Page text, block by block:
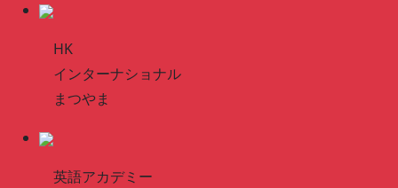
HK
インターナショナル
まつやま
英語アカデミー